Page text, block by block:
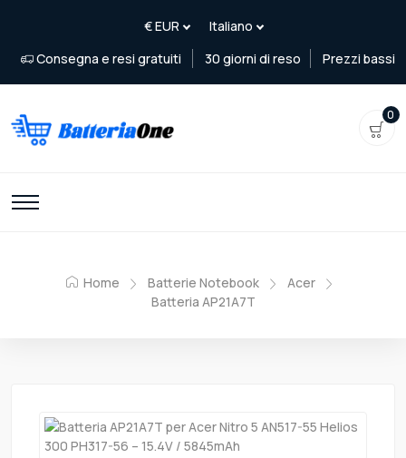
Consegna e resi gratuiti 30 giorni di reso Prezzi bassi
0
Home Batterie Notebook
Acer
Batteria AP21A7T